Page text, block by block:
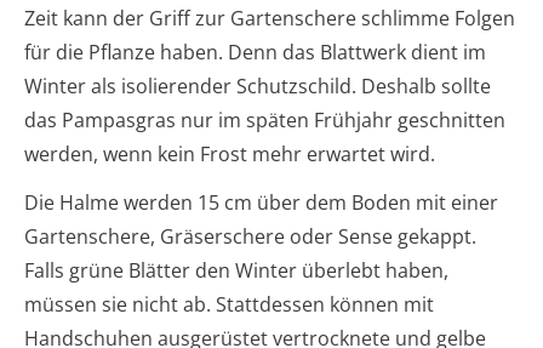
Zeit kann der Griff zur Gartenschere schlimme Folgen
für die Pflanze haben. Denn das Blattwerk dient im
Winter als isolierender Schutzschild. Deshalb sollte
das Pampasgras nur im späten Frühjahr geschnitten
werden, wenn kein Frost mehr erwartet wird.
Die Halme werden 15 cm über dem Boden mit einer
Gartenschere, Gräserschere oder Sense gekappt.
Falls grüne Blätter den Winter überlebt haben,
müssen sie nicht ab. Stattdessen können mit
Handschuhen ausgerüstet vertrocknete und gelbe